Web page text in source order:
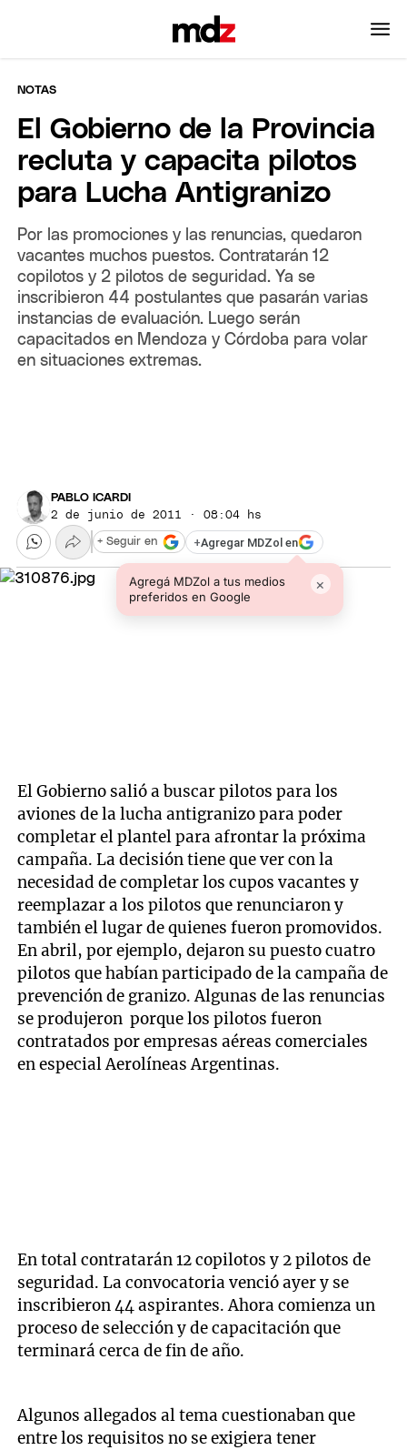
NOTAS
El Gobierno de la Provincia
recluta y capacita pilotos
para Lucha Antigranizo
Por las promociones y las renuncias, quedaron
vacantes muchos puestos. Contratarán 12
copilotos y 2 pilotos de seguridad. Ya se
inscribieron 44 postulantes que pasarán varias
instancias de evaluación. Luego serán
capacitados en Mendoza y Córdoba para volar
en situaciones extremas.
PABLO ICARDI
2 de junio de 2011 · 08:04 hs
+Agregar MDZol en
Agregá MDZol a tus medios
preferidos en Google
×
+ Seguir en
El Gobierno salió a buscar pilotos para los
aviones de la lucha antigranizo para poder
completar el plantel para afrontar la próxima
campaña. La decisión tiene que ver con la
necesidad de completar los cupos vacantes y
reemplazar a los pilotos que renunciaron y
también el lugar de quienes fueron promovidos.
En abril, por ejemplo, dejaron su puesto cuatro
pilotos que habían participado de la campaña de
prevención de granizo. Algunas de las renuncias
se produjeron porque los pilotos fueron
contratados por empresas aéreas comerciales
en especial Aerolíneas Argentinas.
En total contratarán 12 copilotos y 2 pilotos de
seguridad. La convocatoria venció ayer y se
inscribieron 44 aspirantes. Ahora comienza un
proceso de selección y de capacitación que
terminará cerca de fin de año.
Algunos allegados al tema cuestionaban que
entre los requisitos no se exigiera tener